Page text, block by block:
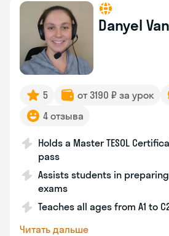
Danyel Van
5 от 3190 ₽ за урок
4 отзыва
Holds a Master TESOL
pass
Assists students in preparing
exams
Teaches all ages from A1 to
Читать дальше